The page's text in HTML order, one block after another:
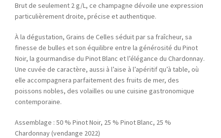
Brut de seulement 2 g/L, ce champagne dévoile une expression
particulièrement droite, précise et authentique.
À la dégustation, Grains de Celles séduit par sa fraîcheur, sa
finesse de bulles et son équilibre entre la générosité du Pinot
Noir, la gourmandise du Pinot Blanc et l’élégance du Chardonnay.
Une cuvée de caractère, aussi à l’aise à l’apéritif qu’à table, où
elle accompagnera parfaitement des fruits de mer, des
poissons nobles, des volailles ou une cuisine gastronomique
contemporaine.
Assemblage : 50 % Pinot Noir, 25 % Pinot Blanc, 25 %
Chardonnay (vendange 2022)